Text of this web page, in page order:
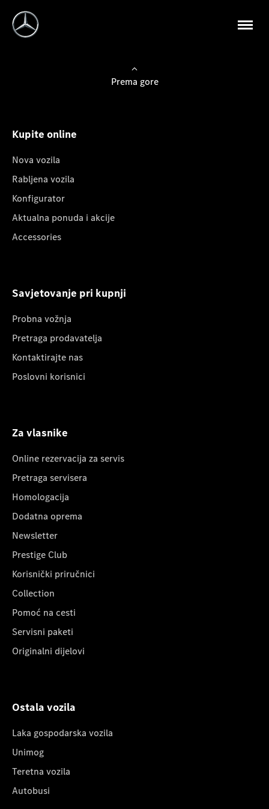
Prema gore
Kupite online
Nova vozila
Rabljena vozila
Konfigurator
Aktualna ponuda i akcije
Accessories
Savjetovanje pri kupnji
Probna vožnja
Pretraga prodavatelja
Kontaktirajte nas
Poslovni korisnici
Za vlasnike
Online rezervacija za servis
Pretraga servisera
Homologacija
Dodatna oprema
Newsletter
Prestige Club
Korisnički priručnici
Collection
Pomoć na cesti
Servisni paketi
Originalni dijelovi
Ostala vozila
Laka gospodarska vozila
Unimog
Teretna vozila
Autobusi